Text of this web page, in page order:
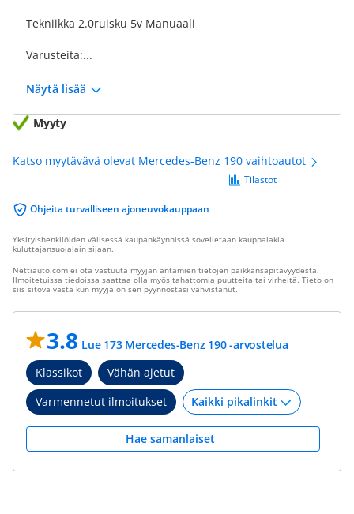
Tekniikka 2.0ruisku 5v Manuaali
Varusteita:...
Näytä lisää
Myyty
Katso myytävävä olevat Mercedes-Benz 190 vaihtoautot
Ohjeita turvalliseen ajoneuvokauppaan
Tilastot
Yksityishenkilöiden välisessä kaupankäynnissä sovelletaan kauppalakia
kuluttajansuojalain sijaan.
Nettiauto.com ei ota vastuuta myyjän antamien tietojen paikkansapitävyydestä.
Ilmoitetuissa tiedoissa saattaa olla myös tahattomia puutteita tai virheitä. Tieto on
siis sitova vasta kun myyjä on sen pyynnöstäsi vahvistanut.
3.8 Lue 173 Mercedes-Benz 190 -arvostelua
Klassikot
Vähän ajetut
Varmennetut ilmoitukset
Hae samanlaiset